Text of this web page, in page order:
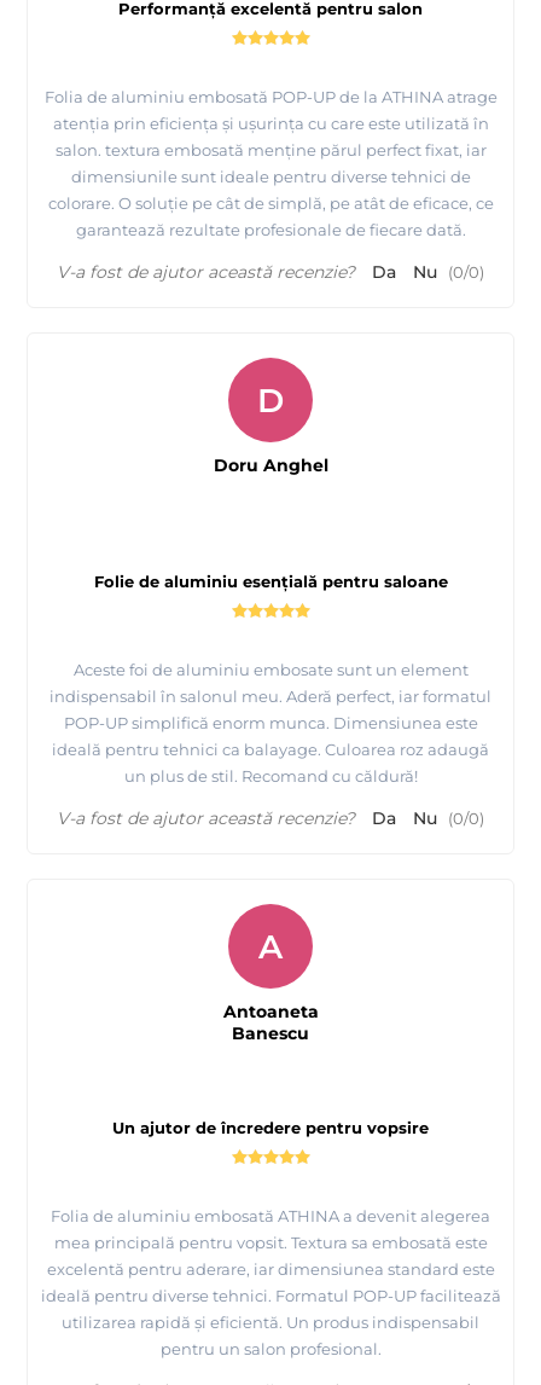
Performanță excelentă pentru salon
Folia de aluminiu embosată POP-UP de la ATHINA atrage
atenția prin eficiența și ușurința cu care este utilizată în
salon. textura embosată menține părul perfect fixat, iar
dimensiunile sunt ideale pentru diverse tehnici de
colorare. O soluție pe cât de simplă, pe atât de eficace, ce
garantează rezultate profesionale de fiecare dată.
V-a fost de ajutor această recenzie? Da Nu (0/0)
Folie de aluminiu esențială pentru saloane
Aceste foi de aluminiu embosate sunt un element
indispensabil în salonul meu. Aderă perfect, iar formatul
POP-UP simplifică enorm munca. Dimensiunea este
ideală pentru tehnici ca balayage. Culoarea roz adaugă
un plus de stil. Recomand cu căldură!
D
Doru Anghel
V-a fost de ajutor această recenzie? Da Nu (0/0)
Un ajutor de încredere pentru vopsire
Folia de aluminiu embosată ATHINA a devenit alegerea
mea principală pentru vopsit. Textura sa embosată este
excelentă pentru aderare, iar dimensiunea standard este
ideală pentru diverse tehnici. Formatul POP-UP facilitează
utilizarea rapidă și eficientă. Un produs indispensabil
pentru un salon profesional.
A
Antoaneta
Banescu